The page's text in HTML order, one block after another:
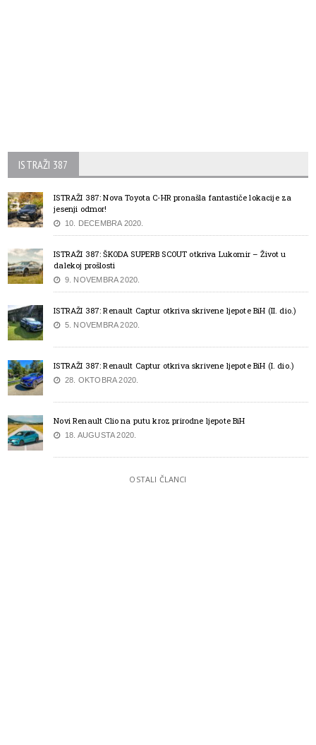
ISTRAŽI 387
ISTRAŽI 387: Nova Toyota C-HR pronašla fantastiče lokacije za
jesenji odmor!
10. DECEMBRA 2020.
ISTRAŽI 387: ŠKODA SUPERB SCOUT otkriva Lukomir – Život u
dalekoj prošlosti
9. NOVEMBRA 2020.
ISTRAŽI 387: Renault Captur otkriva skrivene ljepote BiH (II. dio.)
5. NOVEMBRA 2020.
ISTRAŽI 387: Renault Captur otkriva skrivene ljepote BiH (I. dio.)
28. OKTOBRA 2020.
Novi Renault Clio na putu kroz prirodne ljepote BiH
18. AUGUSTA 2020.
OSTALI ČLANCI